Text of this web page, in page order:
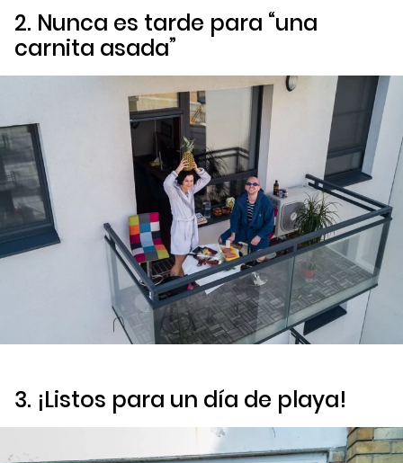
2. Nunca es tarde para “una
carnita asada”
3. ¡Listos para un día de playa!